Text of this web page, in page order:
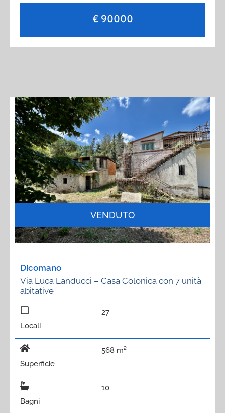
€ 90000
VENDUTO
Dicomano
Via Luca Landucci – Casa Colonica con 7 unità
abitative
Locali
27
Superficie
568 m²
Bagni
10